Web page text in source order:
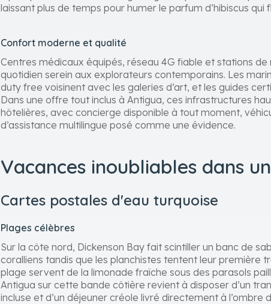
laissant plus de temps pour humer le parfum d’hibiscus
Confort moderne et qualité
Centres médicaux équipés, réseau 4G fiable et stations de
quotidien serein aux explorateurs contemporains. Les
duty free voisinent avec les galeries d’art, et les guides
Dans une offre tout inclus à Antigua, ces infrastructures
hôtelières, avec concierge disponible à tout moment,
d’assistance multilingue posé comme une évidence.
Vacances inoubliables dans
Cartes postales d'eau turquoise
Plages célèbres
Sur la côte nord, Dickenson Bay fait scintiller un banc de
coralliens tandis que les planchistes tentent leur première
plage servent de la limonade fraîche sous des parasols
Antigua sur cette bande côtière revient à disposer d’un
incluse et d’un déjeuner créole livré directement à l’ombre